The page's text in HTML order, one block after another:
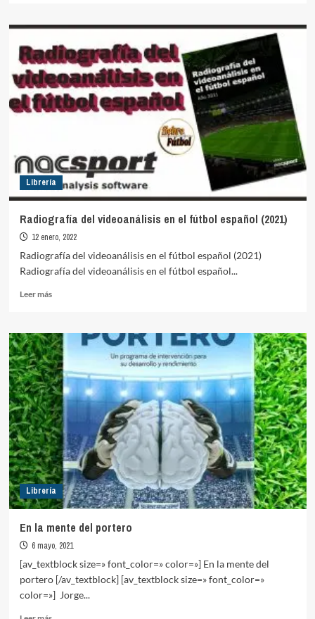
Sergio
Medina
autor
de
Raúl:
Soy
Librería
Radiografía del videoanálisis en el fútbol español (2021)
12 enero, 2022
Radiografía del videoanálisis en el fútbol español (2021)
Radiografía del videoanálisis en el fútbol español...
Leer másLeer
Radiografía
del
videoanálisis
en
el
fútbol
español
(2021)
Librería
En la mente del portero
6 mayo, 2021
[av_textblock size=» font_color=» color=»] En la mente del
portero [/av_textblock] [av_textblock size=» font_color=»
color=»] Jorge...
Leer